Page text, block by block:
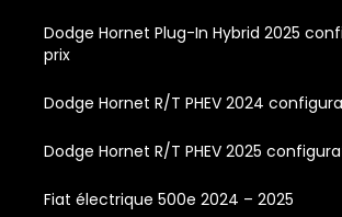
Dodge Hornet Plug-In Hybrid 2025
prix
Dodge Hornet R/T PHEV 2024
Dodge Hornet R/T PHEV 2025
Fiat électrique 500e 2024 – 2025